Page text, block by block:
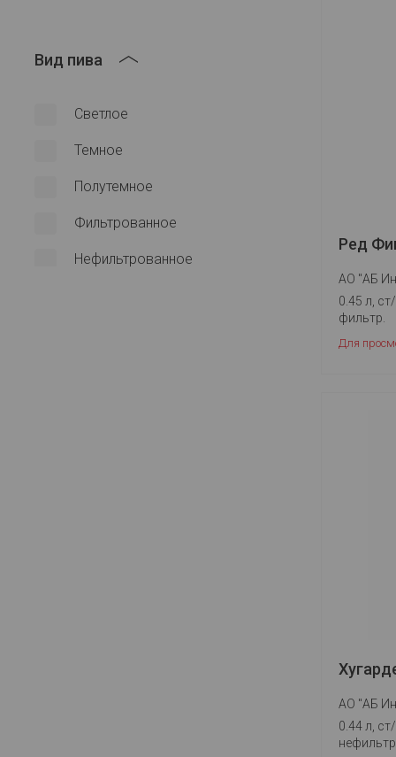
Вид пива
Светлое
Темное
Полутемное
Фильтрованное
Нефильтрованное
Ред
АО "АБ
0.45 л,
фильтр.
Для
АО "АБ
0.44 л,
нефильтр.